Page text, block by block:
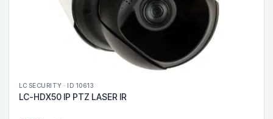
LC SECURITY · ID 10613
LC-HDX50 IP PTZ LASER IR